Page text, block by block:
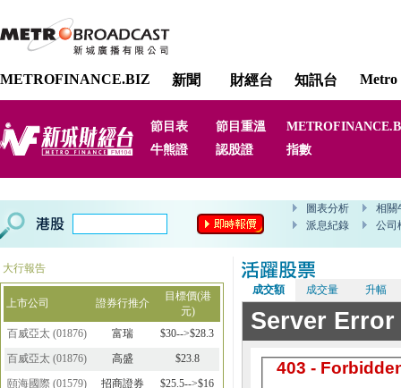
METROFINANCE.BIZ 新聞 財經台 知訊台 Metro
節目表 節目重溫
牛熊證
認股證 指數
大行報告
上市公司 證券行推介
目標價(港
元)
百威亞太 (01876) 富瑞
$30-->$28.3
百威亞太 (01876) 高盛
$23.8
頤海國際 (01579) 招商證券
$25.5-->$16
成交額 成交量 升幅